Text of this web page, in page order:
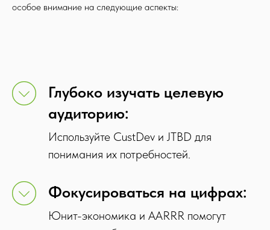
особое внимание на следующие аспекты:
Глубоко изучать целевую
аудиторию:
Используйте CustDev и JTBD для
понимания их потребностей.
Фокусироваться на цифрах:
Юнит-экономика и AARRR помогут